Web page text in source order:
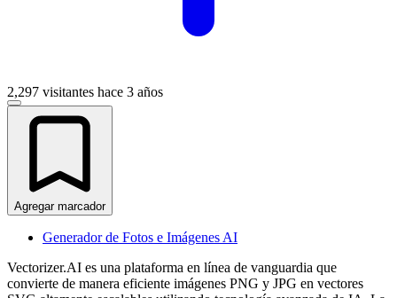
2,297 visitantes hace 3 años
Agregar marcador
Generador de Fotos e Imágenes AI
Vectorizer.AI es una plataforma en línea de vanguardia que
convierte de manera eficiente imágenes PNG y JPG en vectores